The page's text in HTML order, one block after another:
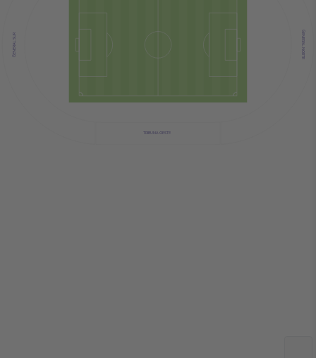
GENERAL NORTE
GENERAL SUR
TRIBUNA OESTE